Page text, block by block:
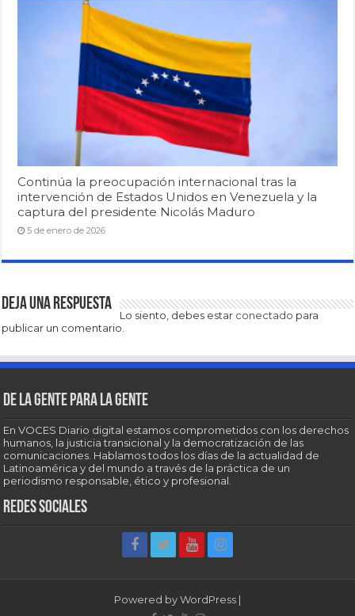
Continúa la preocupación internacional tras la
intervención de Estados Unidos en Venezuela y la
captura del presidente Nicolás Maduro
5 de enero de 2026
Deja una respuesta
Lo siento, debes estar conectado para
publicar un comentario.
De la gente para la gente
En VOCES Diario digital estamos comprometidos con los derechos
humanos, la justicia transicional y la democratización de las
comunicaciones. Hablamos todos los días de la actualidad de
Latinoamérica y del mundo a través de la práctica de un
periodismo responsable, ético y profesional.
Redes sociales
Powered byWordPress |